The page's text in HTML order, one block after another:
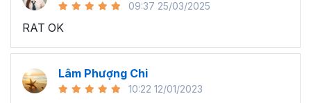
sử dụng Excel sẽ tốn nhiều thời gian, công sức để xử lý
công việc. Hơn nữa, chúng ta cũng không biết những thứ
mình đang thực hiện đúng hay không.
Hiện nay 100% các doanh nghiệp tại Việt Nam
cần tới kỹ năng Excel khi ứng tuyển vào vị trí kế toán, xử
09:37 25/03/2025
RAT OK
Lâm Phượng Chi
10:22 12/01/2023